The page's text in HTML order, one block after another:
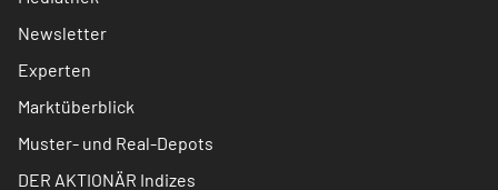
Newsletter
Experten
Marktüberblick
Muster- und Real-Depots
DER AKTIONÄR Indizes